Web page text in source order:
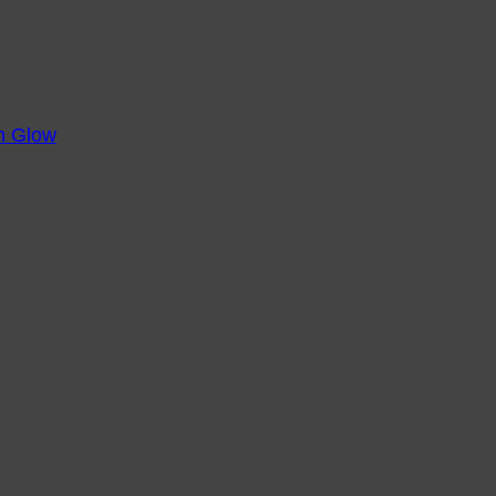
Glow